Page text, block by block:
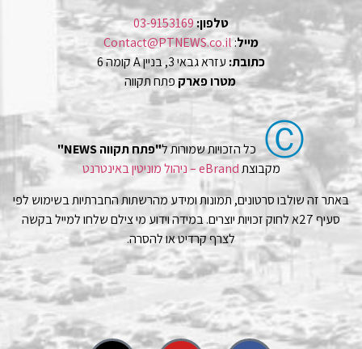
טלפון:03-9153169
מייל:
Contact@PTNEWS.co.il
כתובת: עזרא גבאי 3, בניין A קומה 6
מטרו פארק פתח תקווה
Ⓒ כל הזכויות שמורות ל"פתח תקווה NEWS"
מקבוצתeBrand – ניהול מוניטין באינטרנט
באתר זה שולבו סרטונים, תמונות ומידע מהרשתות החברתיות בשימוש לפי
סעיף 27א לחוק זכויות יוצרים. במידה וידוע מי צילם שלחו למייל בקשה
לצרף קרדיט או להסרה.